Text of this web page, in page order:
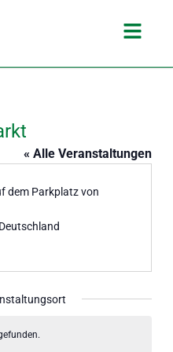
Main
« Alle Veranstaltungen
dem Parkplatz von
Deutschland